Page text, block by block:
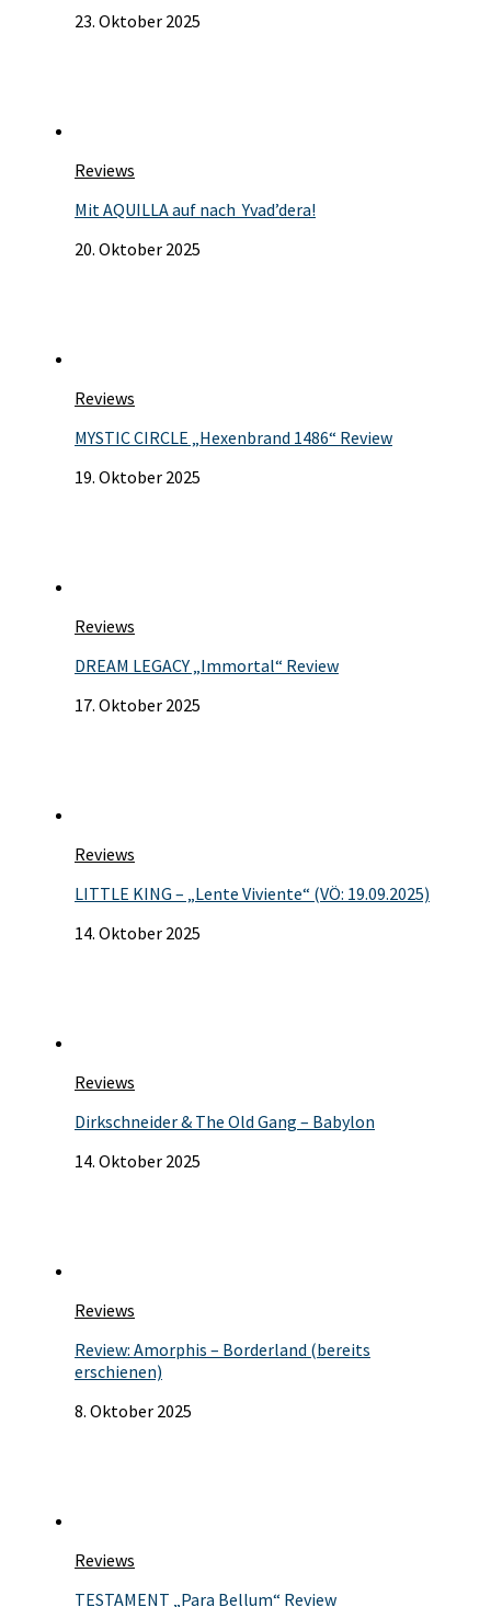
23. Oktober 2025
Reviews
Mit AQUILLA auf nach Yvad’dera!
20. Oktober 2025
Reviews
MYSTIC CIRCLE „Hexenbrand 1486“ Review
19. Oktober 2025
Reviews
DREAM LEGACY „Immortal“ Review
17. Oktober 2025
Reviews
LITTLE KING – „Lente Viviente“ (VÖ: 19.09.2025)
14. Oktober 2025
Reviews
Dirkschneider & The Old Gang – Babylon
14. Oktober 2025
Reviews
Review: Amorphis – Borderland (bereits
erschienen)
8. Oktober 2025
Reviews
TESTAMENT „Para Bellum“ Review